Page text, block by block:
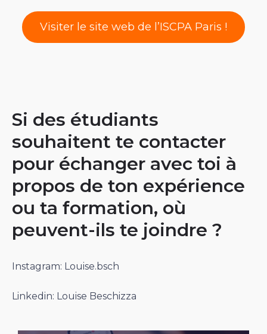
Visiter le site web de l’ISCPA Paris !
Si des étudiants
souhaitent te contacter
pour échanger avec toi à
propos de ton expérience
ou ta formation, où
peuvent-ils te joindre ?
Instagram: Louise.bsch
Linkedin: Louise Beschizza